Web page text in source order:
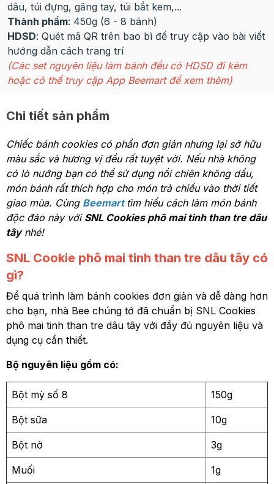
dâu, túi đựng, găng tay, túi bắt kem,...
Thành phẩm: 450g (6 - 8 bánh)
HDSD: Quét mã QR trên bao bì để truy cập vào bài viết
hướng dẫn cách trang trí
(Các set nguyên liệu làm bánh đều có HDSD đi kèm
hoặc có thể truy cập App Beemart để xem thêm)
Chi tiết sản phẩm
Chiếc bánh cookies có phần đơn giản nhưng lại sở hữu
màu sắc và hương vị đều rất tuyệt vời. Nếu nhà không
có lò nướng bạn có thể sử dụng nồi chiên không dầu,
món bánh rất thích hợp cho món trà chiều vào thời tiết
giao mùa. Cùng Beemart tìm hiểu cách làm món bánh
độc đáo này với SNL Cookies phô mai tinh than tre dâu
tâynhé!
SNL Cookie phô mai tinh than tre dâu tây có
gì?
Để quá trình làm bánh cookies đơn giản và dễ dàng hơn
cho bạn, nhà Bee chúng tớ đã chuẩn bị SNL Cookies
phô mai tinh than tre dâu tây với đầy đủ nguyên liệu và
dụng cụ cần thiết.
Bộ nguyên liệu gồm có:
Bột mỳ số 8 150g
Bột sữa 10g
Bột nở 3g
Muối 1g